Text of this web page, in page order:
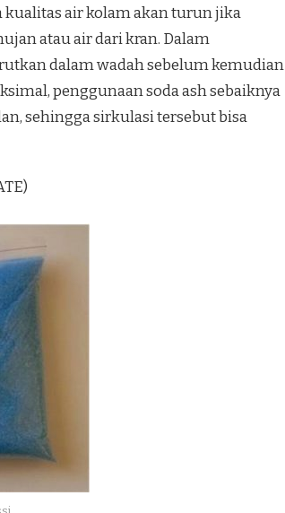
kualitas air kolam akan turun jika
atau air dari kran. Dalam
dalam wadah sebelum kemudian
penggunaan soda ash sebaiknya
sehingga sirkulasi tersebut bisa